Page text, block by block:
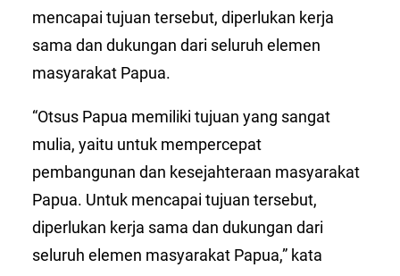
mencapai tujuan tersebut, diperlukan kerja
sama dan dukungan dari seluruh elemen
masyarakat Papua.
“Otsus Papua memiliki tujuan yang sangat
mulia, yaitu untuk mempercepat
pembangunan dan kesejahteraan masyarakat
Papua. Untuk mencapai tujuan tersebut,
diperlukan kerja sama dan dukungan dari
seluruh elemen masyarakat Papua,” kata